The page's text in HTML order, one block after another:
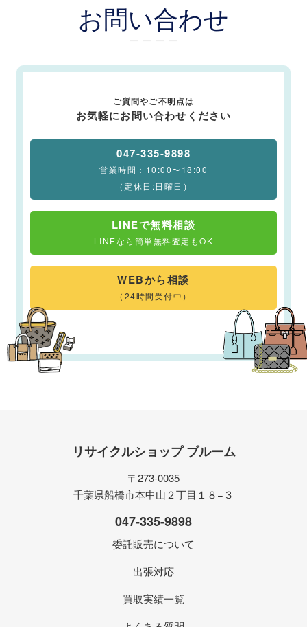
お問い合わせ
ー ー ー ー
ご質問やご不明点は
お気軽にお問い合わせください
047-335-9898
営業時間：10:00〜18:00
（定休日:日曜日）
LINEで無料相談
LINEなら簡単無料査定もOK
WEBから相談
（24時間受付中）
リサイクルショップ ブルーム
〒273-0035
千葉県船橋市本中山２丁目１８−３
047-335-9898
委託販売について
出張対応
買取実績一覧